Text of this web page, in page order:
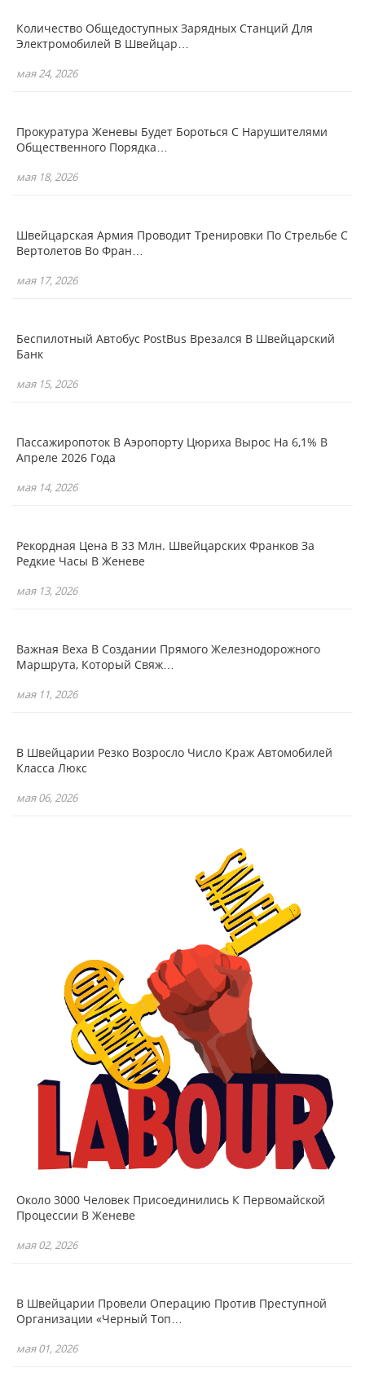
Количество Общедоступных Зарядных Станций Для
Электромобилей В Швейцар…
мая 24, 2026
Прокуратура Женевы Будет Бороться С Нарушителями
Общественного Порядка…
мая 18, 2026
Швейцарская Армия Проводит Тренировки По Стрельбе С
Вертолетов Во Фран…
мая 17, 2026
Беспилотный Автобус PostBus Врезался В Швейцарский
Банк
мая 15, 2026
Пассажиропоток В Аэропорту Цюриха Вырос На 6,1% В
Апреле 2026 Года
мая 14, 2026
Рекордная Цена В 33 Млн. Швейцарских Франков За
Редкие Часы В Женеве
мая 13, 2026
Важная Веха В Создании Прямого Железнодорожного
Маршрута, Который Свяж…
мая 11, 2026
В Швейцарии Резко Возросло Число Краж Автомобилей
Класса Люкс
мая 06, 2026
Около 3000 Человек Присоединились К Первомайской
Процессии В Женеве
мая 02, 2026
В Швейцарии Провели Операцию Против Преступной
Организации «Черный Топ…
мая 01, 2026